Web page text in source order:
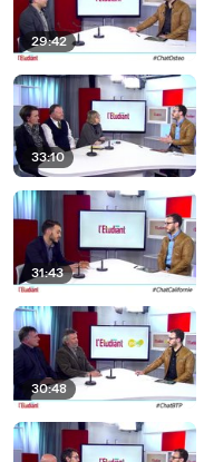
29:42
33:10
31:43
30:48